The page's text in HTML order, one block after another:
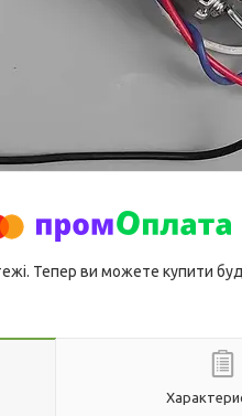
Тепер ви можете купити